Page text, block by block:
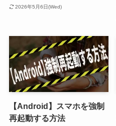
2026年5月6日(Wed)
【Android】スマホを強制
再起動する方法